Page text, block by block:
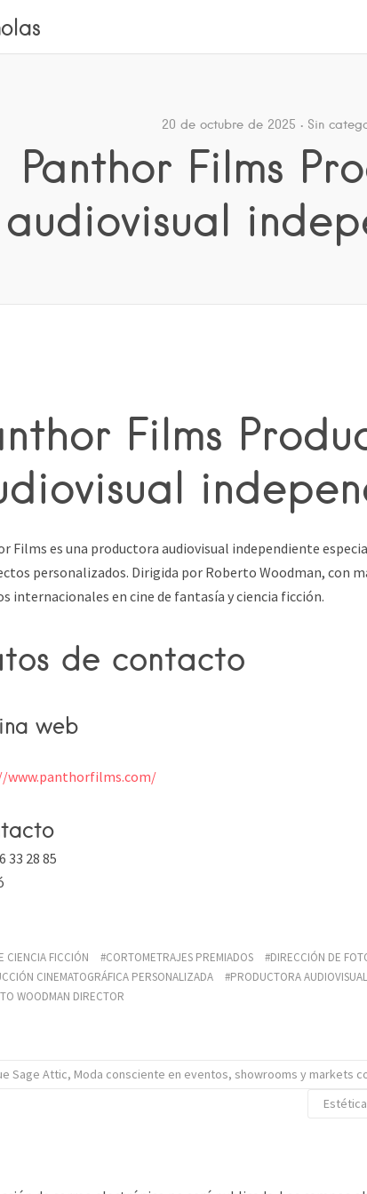
20 de octubre de 2025 Sin
Panthor Films
audiovisual
Films
Films es una productora audiovisual independiente
personalizados. Dirigida por Roberto Woodman, con
internacionales en cine de fantasía y ciencia ficción.
de contacto
web
www.panthorfilms.com/
33 28 85
CIENCIA FICCIÓN CORTOMETRAJES PREMIADOS
DIRECCIÓN DE
CINEMATOGRÁFICA PERSONALIZADA
PRODUCTORA
WOODMAN DIRECTOR
Sage Attic, Moda consciente en eventos, showrooms y markets